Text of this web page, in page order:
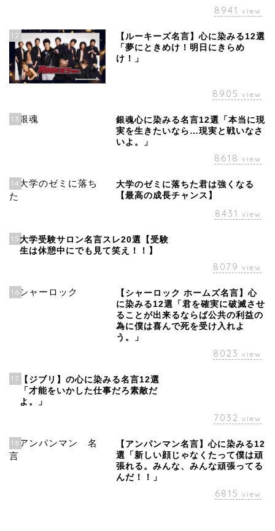
8941 view
12
【ルーキーズ名言】心に染みる12選
「夢にときめけ！明日にきらめ
け！」
8905 view
13
銀魂心に染みる名言12選「本当に現
実を生きたいなら…現実と戦いなさ
いよ。」
8618 view
14
大学のゼミに落ちた君は強くなる
【最高の成長チャンス】
8431 view
15 大学受験サロン名言スレ20選【受験
生は休憩中にでも見て笑え！！】
8079 view
16
【シャーロック ホームズ名言】心
に染みる12選「君を確実に破滅させ
ることが出来るならば公共の利益の
為に僕は喜んで死を受け入れよ
う。」
8023 view
17
【ジブリ】の心に染みる名言12選
「才能をいかした仕事だろ素敵だ
よ。」
7032 view
18
【アンパンマン名言】心に染みる12
選「新しい顔じゃなくたって僕は頑
張れる。みんな、みんな頑張ってる
んだ！！」
6815 view